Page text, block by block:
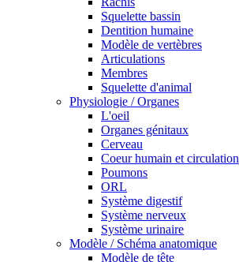
Squelette bassin
Dentition humaine
Modèle de vertèbres
Articulations
Membres
Squelette d'animal
Physiologie / Organes
L'oeil
Organes génitaux
Cerveau
Coeur humain et circulation
Poumons
ORL
Système digestif
Système nerveux
Système urinaire
Modèle / Schéma anatomique
Modèle de tête